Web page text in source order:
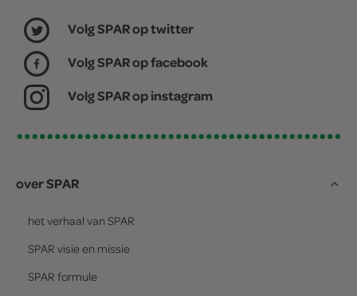
Volg SPAR op twitter
Volg SPAR op facebook
Volg SPAR op instagram
over SPAR
het verhaal van SPAR
SPAR visie en missie
SPAR formule